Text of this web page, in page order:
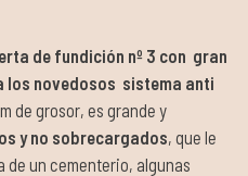
de fundición nº 3 con gran
novedosos sistema anti
de grosor, es grande y
y no sobrecargados, que le
un cementerio, algunas